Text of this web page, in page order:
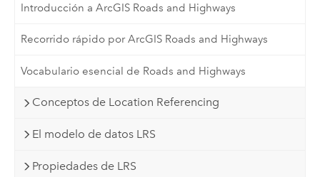
Introducción a ArcGIS Roads and Highways
Recorrido rápido por ArcGIS Roads and Highways
Vocabulario esencial de Roads and Highways
Conceptos de Location Referencing
El modelo de datos LRS
Propiedades de LRS